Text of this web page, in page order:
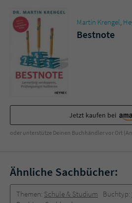
Martin Krengel
Bestnote
Jetzt kaufen bei
oder unterstütze Deinen Buchhändler vor Ort
Ähnliche Sachbücher:
Themen: Schule & Studium Buchtyp: